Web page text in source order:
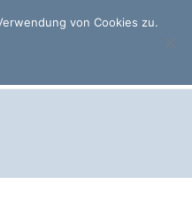
von Cookies zu.